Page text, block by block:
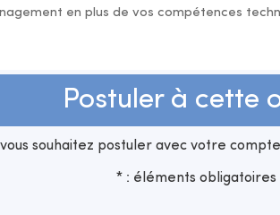
en plus de vos compétences
Postuler à cette
vous souhaitez postuler avec votre
* : éléments obligatoires